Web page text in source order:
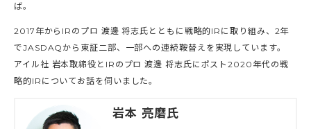
ば。
2017年からIRのプロ 渡邊 将志氏とともに戦略的IRに取り組み、2年
でJASDAQから東証二部、一部への連続鞍替えを実現しています。
アイル社 岩本取締役とIRのプロ 渡邊 将志氏にポスト2020年代の戦
略的IRについてお話を伺いました。
岩本 亮磨氏